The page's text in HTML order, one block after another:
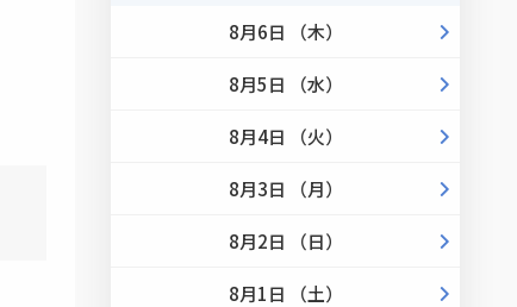
8月6日 （木）
8月5日 （水）
8月4日 （火）
8月3日 （月）
8月2日 （日）
8月1日 （土）